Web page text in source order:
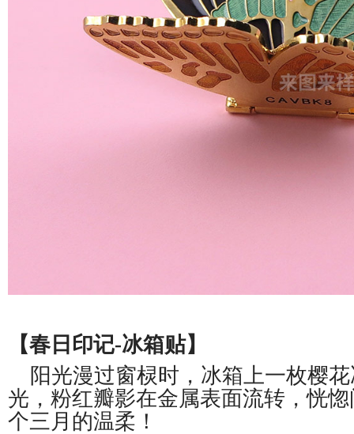
【春日印记-冰箱贴】
阳光漫过窗棂时，冰箱上一枚樱
光，粉红瓣影在金属表面流转，恍
个三月的温柔！